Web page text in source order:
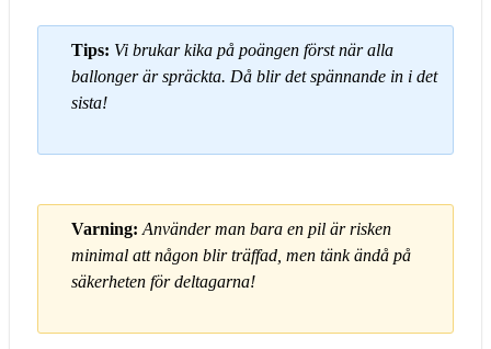
Tips: Vi brukar kika på poängen först när alla
ballonger är spräckta. Då blir det spännande in i det
sista!
Varning: Använder man bara en pil är risken
minimal att någon blir träffad, men tänk ändå på
säkerheten för deltagarna!